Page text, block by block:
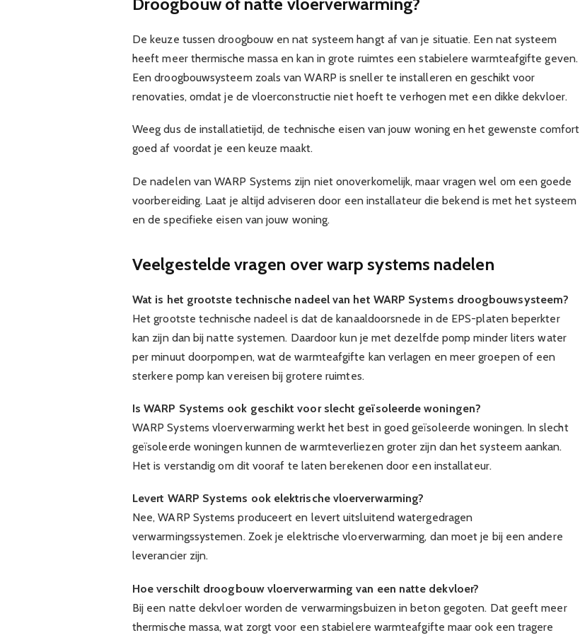
De keuze tussen droogbouw en nat systeem hangt af van je situatie. Een nat systeem
heeft meer thermische massa en kan in grote ruimtes een stabielere warmteafgifte geven.
Een droogbouwsysteem zoals van WARP is sneller te installeren en geschikt voor
renovaties, omdat je de vloerconstructie niet hoeft te verhogen met een dikke dekvloer.
Weeg dus de installatietijd, de technische eisen van jouw woning en het gewenste comfort
goed af voordat je een keuze maakt.
De nadelen van WARP Systems zijn niet onoverkomelijk, maar vragen wel om een goede
voorbereiding. Laat je altijd adviseren door een installateur die bekend is met het systeem
en de specifieke eisen van jouw woning.
Veelgestelde vragen over warp systems nadelen
Wat is het grootste technische nadeel van het WARP Systems droogbouwsysteem?
Het grootste technische nadeel is dat de kanaaldoorsnede in de EPS-platen beperkter
kan zijn dan bij natte systemen. Daardoor kun je met dezelfde pomp minder liters water
per minuut doorpompen, wat de warmteafgifte kan verlagen en meer groepen of een
sterkere pomp kan vereisen bij grotere ruimtes.
Is WARP Systems ook geschikt voor slecht geïsoleerde woningen?
WARP Systems vloerverwarming werkt het best in goed geïsoleerde woningen. In slecht
geïsoleerde woningen kunnen de warmteverliezen groter zijn dan het systeem aankan.
Het is verstandig om dit vooraf te laten berekenen door een installateur.
Levert WARP Systems ook elektrische vloerverwarming?
Nee, WARP Systems produceert en levert uitsluitend watergedragen
verwarmingssystemen. Zoek je elektrische vloerverwarming, dan moet je bij een andere
leverancier zijn.
Hoe verschilt droogbouw vloerverwarming van een natte dekvloer?
Bij een natte dekvloer worden de verwarmingsbuizen in beton gegoten. Dat geeft meer
thermische massa, wat zorgt voor een stabielere warmteafgifte maar ook een tragere